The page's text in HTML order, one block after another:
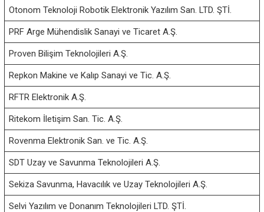
Otonom Teknoloji Robotik Elektronik Yazılım San. LTD. ŞTİ.
PRF Arge Mühendislik Sanayi ve Ticaret A.Ş.
Proven Bilişim Teknolojileri A.Ş.
Repkon Makine ve Kalıp Sanayi ve Tic. A.Ş.
RFTR Elektronik A.Ş.
Ritekom İletişim San. Tic. A.Ş.
Rovenma Elektronik San. ve Tic. A.Ş.
SDT Uzay ve Savunma Teknolojileri A.Ş.
Sekiza Savunma, Havacılık ve Uzay Teknolojileri A.Ş.
Selvi Yazılım ve Donanım Teknolojileri LTD. ŞTİ.